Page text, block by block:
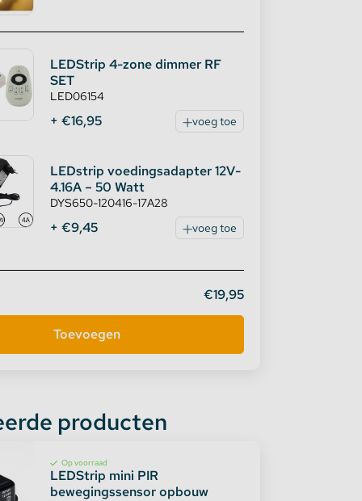
LEDStrip 4-zone dimmer RF
SET
LED06154
+ €16,95 voeg toe
LEDstrip voedingsadapter 12V-
4.16A – 50 Watt
DYS650-120416-17A28
+ €9,45 voeg toe
€19,95
producten
Op voorraad
LEDStrip mini PIR
bewegingssensor opbouw